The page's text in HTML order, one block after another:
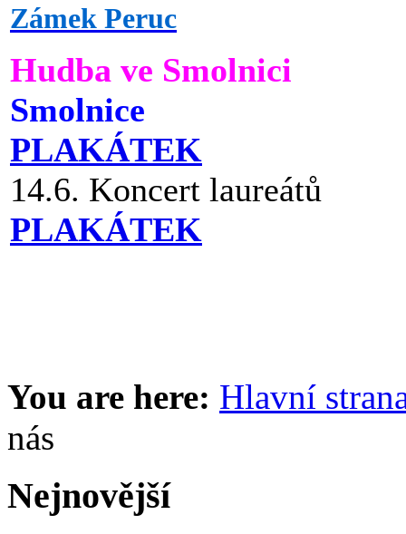
Zámek Peruc
Hudba ve Smolnici
Smolnice
PLAKÁTEK
14.6. Koncert laureátů
PLAKÁTEK
You are here: Hlavní
nás
Nejnovější